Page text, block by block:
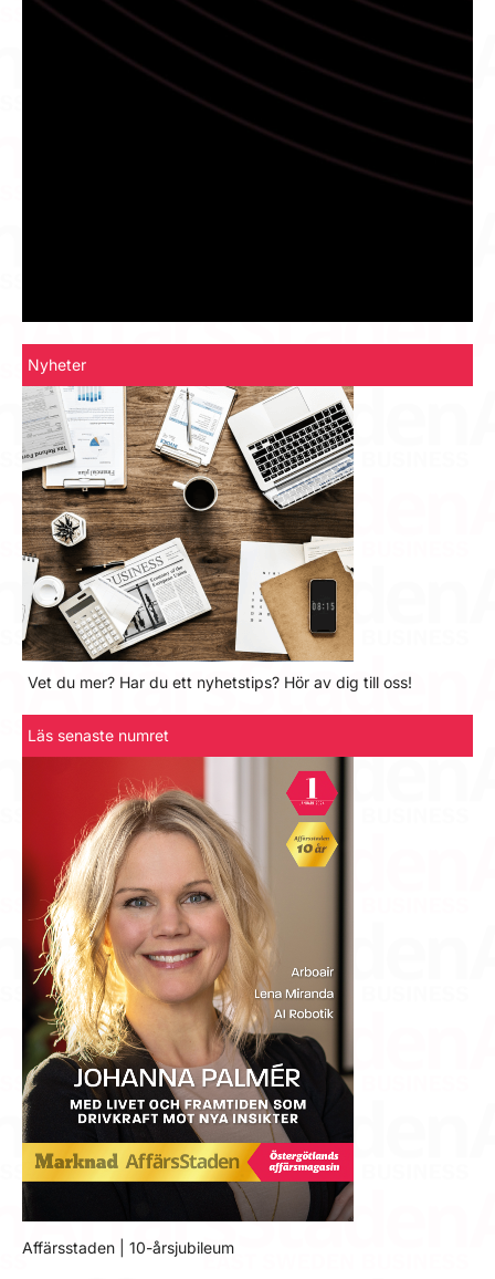
Nyheter
Vet du mer? Har du ett nyhetstips? Hör av dig till oss!
Läs senaste numret
Affärsstaden | 10-årsjubileum